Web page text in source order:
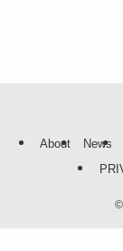
About News
©